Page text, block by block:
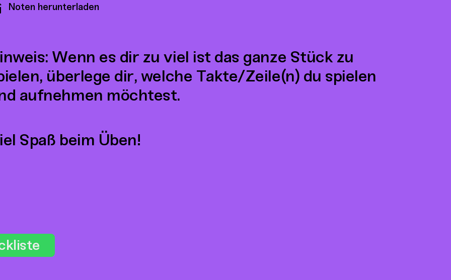
Noten herunterladen
Wenn es dir zu viel ist das ganze Stück zu
überlege dir, welche Takte/Zeile(n) du spielen
aufnehmen möchtest.
Spaß beim Üben!